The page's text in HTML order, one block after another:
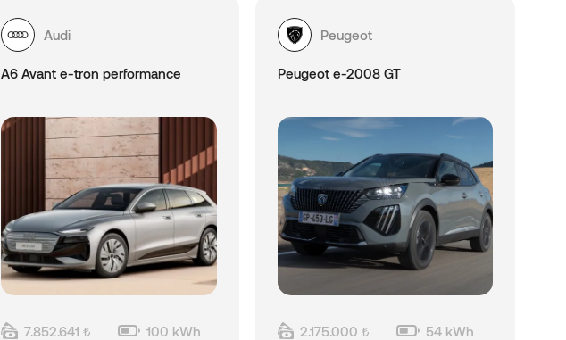
Audi
A6 Avant e-tron performance
7.852.641 ₺
100 kWh
Peugeot
Peugeot e-2008 GT
2.175.000 ₺
54 kWh